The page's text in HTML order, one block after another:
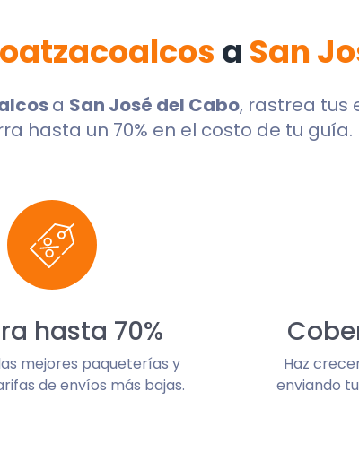
a San
a San José del Cabo, rastrea tus
hasta un 70% en el costo de tu guía.
hasta 70%
mejores paqueterías y
de envíos más bajas.
Haz
enviando